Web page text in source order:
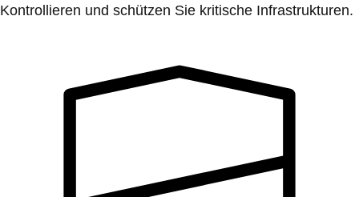
Kontrollieren und schützen Sie kritische Infrastrukturen.